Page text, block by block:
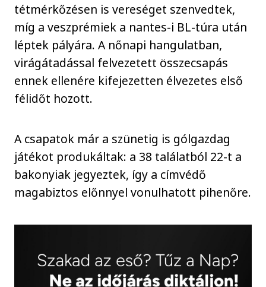
tétmérkőzésen is vereséget szenvedtek,
míg a veszprémiek a nantes-i BL-túra után
léptek pályára. A nőnapi hangulatban,
virágátadással felvezetett összecsapás
ennek ellenére kifejezetten élvezetes első
félidőt hozott.
A csapatok már a szünetig is gólgazdag
játékot produkáltak: a 38 találatból 22-t a
bakonyiak jegyeztek, így a címvédő
magabiztos előnnyel vonulhatott pihenőre.